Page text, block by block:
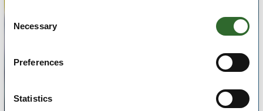
Consent
Selection
Necessary
Preferences
Statistics